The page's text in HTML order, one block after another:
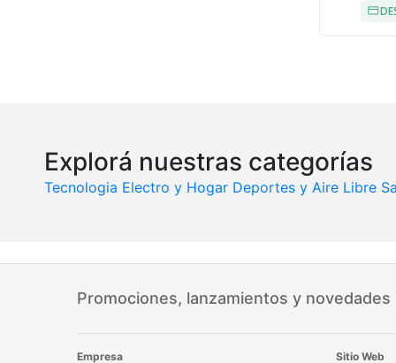
Explorá nuestras categorías
Tecnologia Electro y Hogar Deportes y Aire Libre
Promociones, lanzamientos y novedades
Empresa Sitio Web